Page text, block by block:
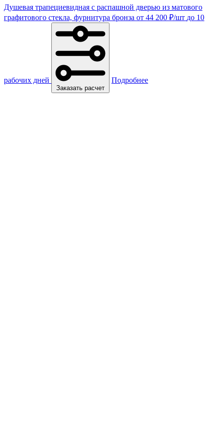
Душевая трапециевидная с распашной дверью из матового
графитового стекла, фурнитура бронза от 44 200 ₽/шт до 10
рабочих дней
Заказать расчет
Подробнее